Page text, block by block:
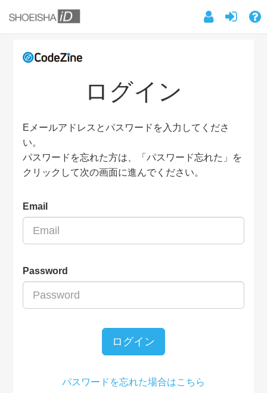
ログイン
Eメールアドレスとパスワードを入力してくださ
い。
パスワードを忘れた方は、「パスワード忘れた」を
クリックして次の画面に進んでください。
Email
Password
ログイン
パスワードを忘れた場合はこちら